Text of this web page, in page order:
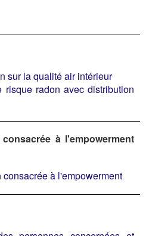
sur la qualité air intérieur
radon avec distribution
à l'empowerment
à l'empowerment